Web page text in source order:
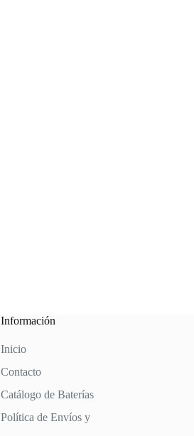
Información
Inicio
Contacto
Catálogo de Baterías
Política de Envíos y